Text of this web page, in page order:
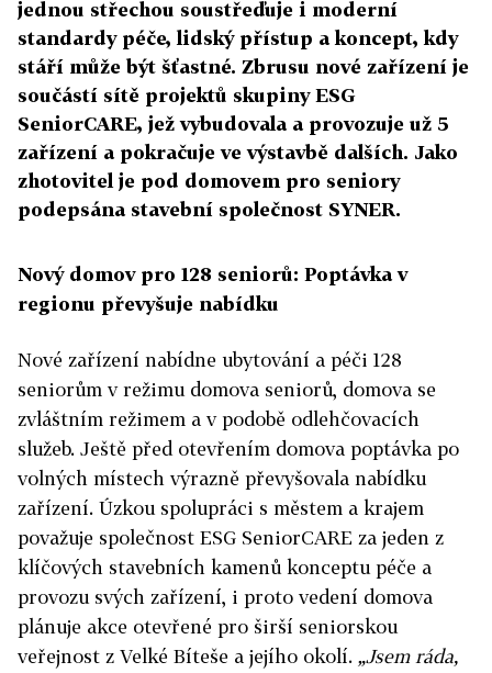
jednou střechou soustřeďuje i moderní
standardy péče, lidský přístup a koncept, kdy
stáří může být šťastné. Zbrusu nové zařízení je
součástí sítě projektů skupiny ESG
SeniorCARE, jež vybudovala a provozuje už 5
zařízení a pokračuje ve výstavbě dalších. Jako
zhotovitel je pod domovem pro seniory
podepsána stavební společnost SYNER.
Nový domov pro 128 seniorů: Poptávka v
regionu převyšuje nabídku
Nové zařízení nabídne ubytování a péči 128
seniorům v režimu domova seniorů, domova se
zvláštním režimem a v podobě odlehčovacích
služeb. Ještě před otevřením domova poptávka po
volných místech výrazně převyšovala nabídku
zařízení. Úzkou spolupráci s městem a krajem
považuje společnost ESG SeniorCARE za jeden z
klíčových stavebních kamenů konceptu péče a
provozu svých zařízení, i proto vedení domova
plánuje akce otevřené pro širší seniorskou
veřejnost z Velké Bíteše a jejího okolí. „Jsem ráda,